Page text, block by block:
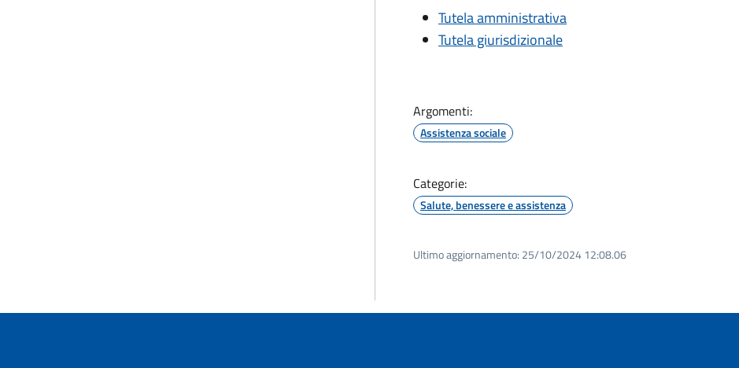
Tutela amministrativa
Tutela giurisdizionale
Argomenti:
Assistenza sociale
Categorie:
Salute, benessere e assistenza
Ultimo aggiornamento: 25/10/2024 12:08.06